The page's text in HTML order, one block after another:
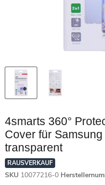
4smarts 360°
Cover für
transparent
RAUSVERKAUF
SKU 10077216-0